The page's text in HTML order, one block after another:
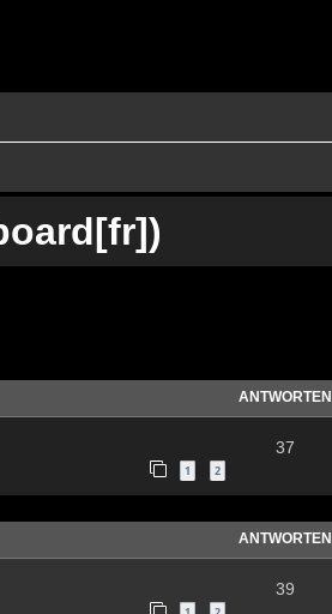
ANTWORTEN
1 2
37
ANTWORTEN
39